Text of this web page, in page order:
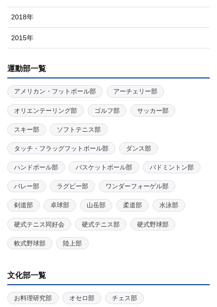
2018年
2015年
運動部一覧
アメリカン・フットボール部 アーチェリー部
オリエンテーリング部 ゴルフ部 サッカー部
スキー部 ソフトテニス部
タッチ・フラッグフットボール部 ダンス部
ハンドボール部 バスケットボール部 バドミントン部
バレー部 ラグビー部 ワンダーフォーゲル部
剣道部 卓球部 山岳部 柔道部 水泳部
硬式テニス同好会 硬式テニス部 硬式野球部
軟式野球部 陸上部
文化部一覧
お料理研究部 オセロ部 チェス部